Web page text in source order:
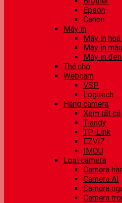
Epson
Canon
Máy in
Máy in
Máy in màu
Máy in
Thẻ nhớ
Webcam
VSP
Logitech
Hãng camera
Xem tất cả
Tiandy
TP-Link
EZVIZ
IMOU
Loại camera
Camera
Camera AI
Camera
Camera